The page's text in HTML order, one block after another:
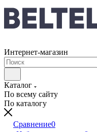
Интернет-магазин
Каталог
По всему сайту
По каталогу
Сравнение0